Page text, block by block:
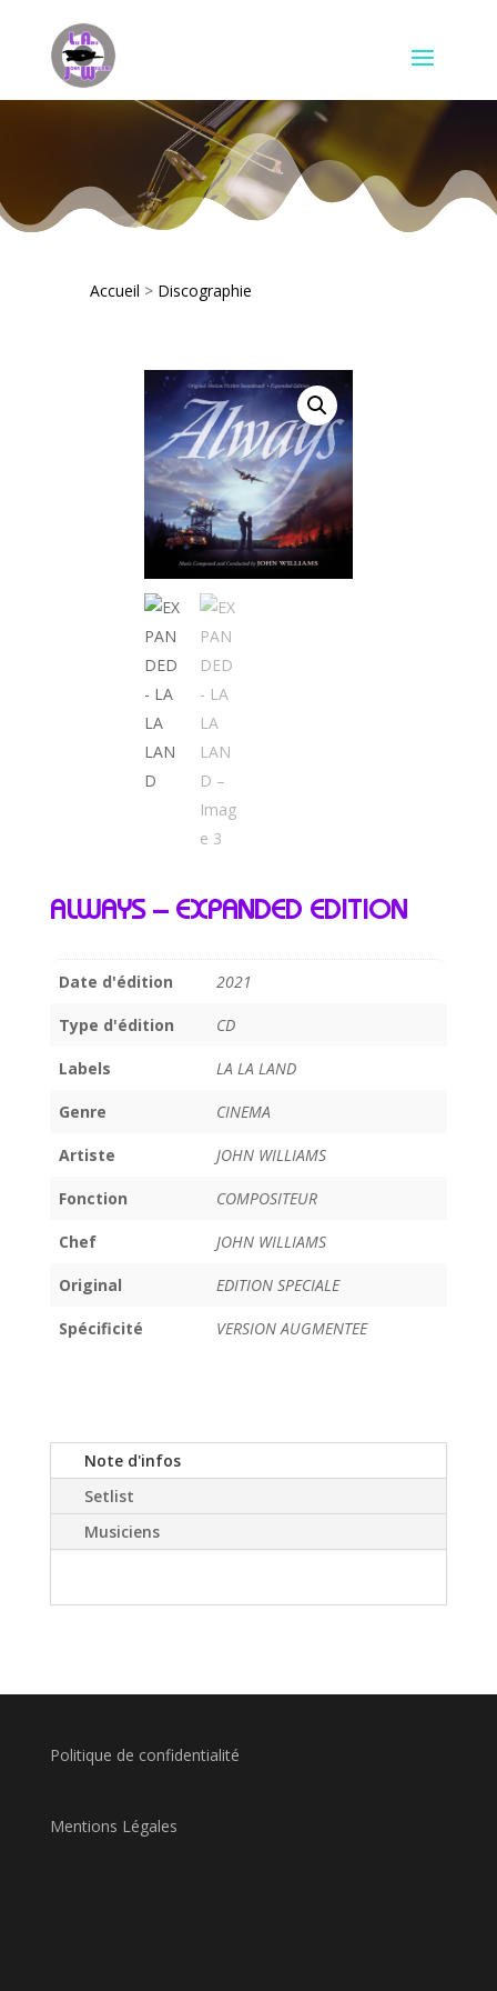
Accueil > Discographie
ALWAYS – EXPANDED EDITION
Date d'édition 2021
Type d'édition CD
Labels LA LA LAND
Genre CINEMA
Artiste JOHN WILLIAMS
Fonction COMPOSITEUR
Chef JOHN WILLIAMS
Original EDITION SPECIALE
Spécificité VERSION AUGMENTEE
Note d'infos
Setlist
Musiciens
Politique de confidentialité
Mentions Légales